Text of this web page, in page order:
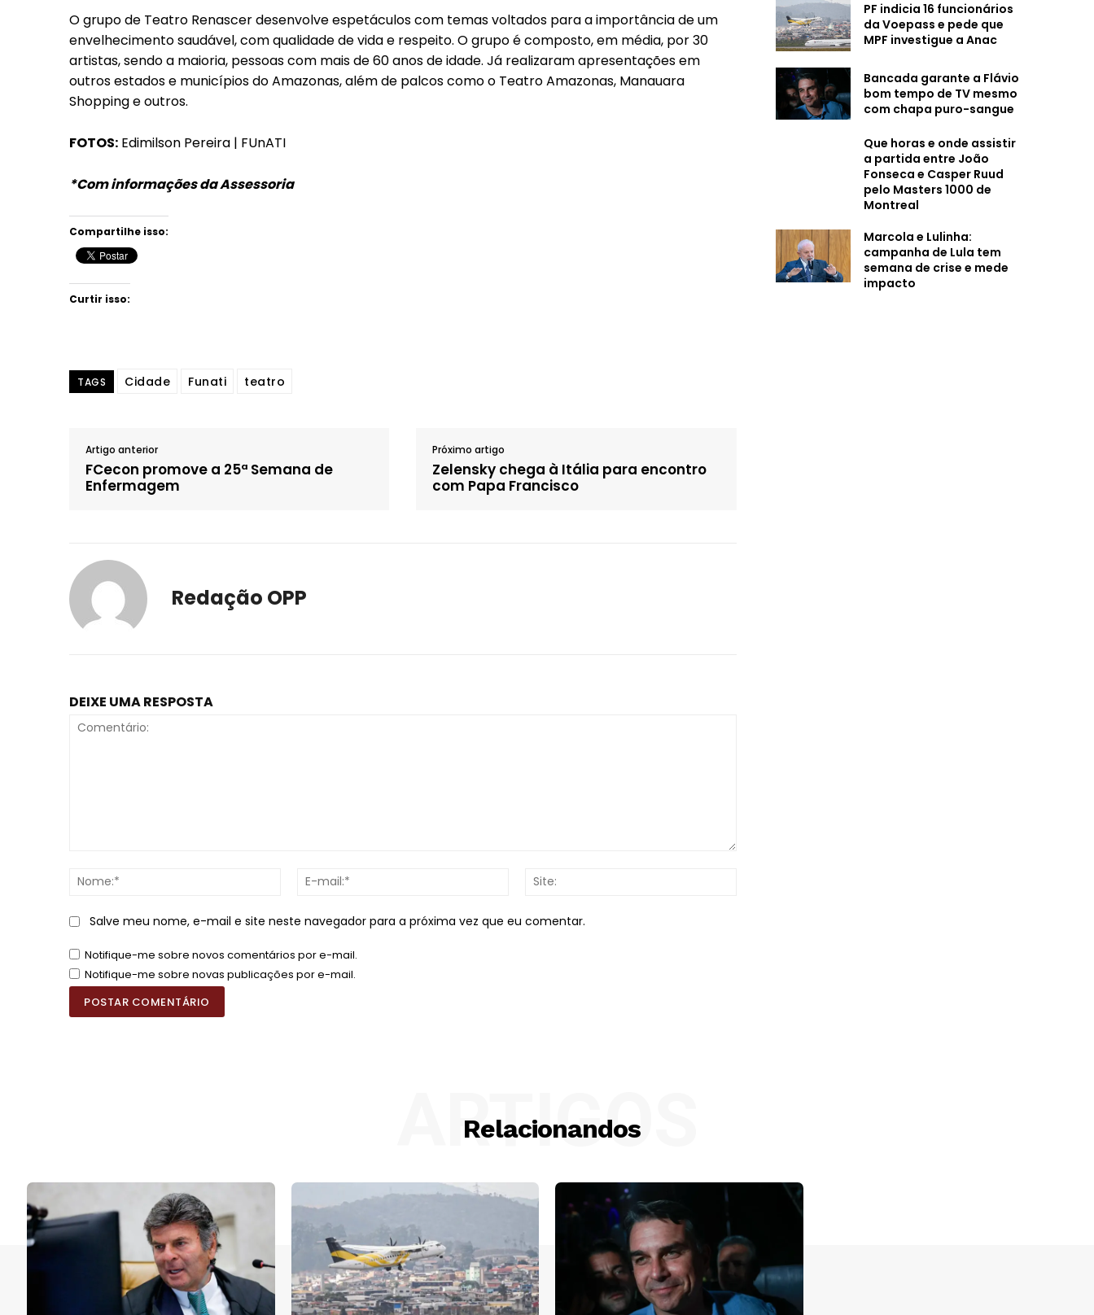
O grupo de Teatro Renascer desenvolve espetáculos com temas voltados para a importância de um
envelhecimento saudável, com qualidade de vida e respeito. O grupo é composto, em média, por 30
artistas, sendo a maioria, pessoas com mais de 60 anos de idade. Já realizaram apresentações em
outros estados e municípios do Amazonas, além de palcos como o Teatro Amazonas, Manauara
Shopping e outros.
FOTOS: Edimilson Pereira | FUnATI
*Com informações da Assessoria
Compartilhe isso:
Curtir isso:
TAGS Cidade Funati teatro
Artigo anterior
FCecon promove a 25ª Semana de
Enfermagem
Próximo artigo
Zelensky chega à Itália para encontro
com Papa Francisco
Redação OPP
DEIXE UMA RESPOSTA
Nome:*
Salve meu nome, e-mail e site neste navegador para a próxima vez que eu comentar.
Notifique-me sobre novos comentários por e-mail.
Notifique-me sobre novas publicações por e-mail.
PF indicia 16 funcionários
da Voepass e pede que
MPF investigue a Anac
Bancada garante a Flávio
bom tempo de TV mesmo
com chapa puro-sangue
Que horas e onde assistir
a partida entre João
Fonseca e Casper Ruud
pelo Masters 1000 de
Montreal
Marcola e Lulinha:
campanha de Lula tem
semana de crise e mede
impacto
Relacionandos
ARTIGOS